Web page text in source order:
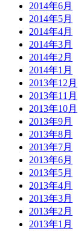
2014年6月
2014年5月
2014年4月
2014年3月
2014年2月
2014年1月
2013年12月
2013年11月
2013年10月
2013年9月
2013年8月
2013年7月
2013年6月
2013年5月
2013年4月
2013年3月
2013年2月
2013年1月